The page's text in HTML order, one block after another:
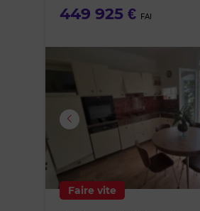
449 925 € FAI
Faire vite